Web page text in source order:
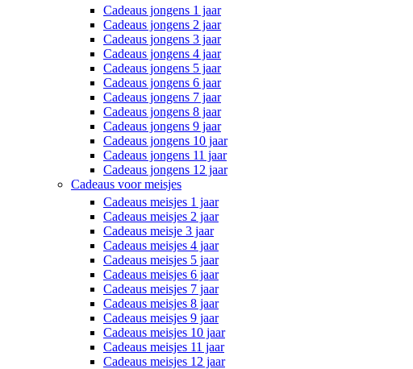
Cadeaus jongens 1 jaar
Cadeaus jongens 2 jaar
Cadeaus jongens 3 jaar
Cadeaus jongens 4 jaar
Cadeaus jongens 5 jaar
Cadeaus jongens 6 jaar
Cadeaus jongens 7 jaar
Cadeaus jongens 8 jaar
Cadeaus jongens 9 jaar
Cadeaus jongens 10 jaar
Cadeaus jongens 11 jaar
Cadeaus jongens 12 jaar
Cadeaus voor meisjes
Cadeaus meisjes 1 jaar
Cadeaus meisjes 2 jaar
Cadeaus meisje 3 jaar
Cadeaus meisjes 4 jaar
Cadeaus meisjes 5 jaar
Cadeaus meisjes 6 jaar
Cadeaus meisjes 7 jaar
Cadeaus meisjes 8 jaar
Cadeaus meisjes 9 jaar
Cadeaus meisjes 10 jaar
Cadeaus meisjes 11 jaar
Cadeaus meisjes 12 jaar